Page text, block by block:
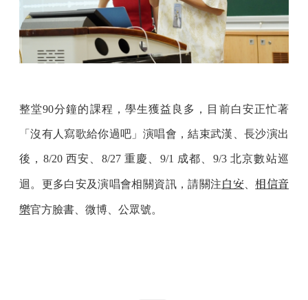
整堂90分鐘的課程，學生獲益良多，目前白安正忙著
「沒有人寫歌給你過吧」演唱會，結束武漢、長沙演出
後，8/20 西安、8/27 重慶、9/1 成都、9/3 北京數站巡
迴。更多白安及演唱會相關資訊，請關注白安 、相信音
樂官方臉書、微博、公眾號。